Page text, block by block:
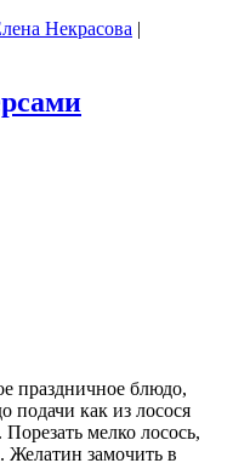
Некрасова |
праздничное блюдо,
подачи как из лосося
мелко лосось,
Желатин замочить в